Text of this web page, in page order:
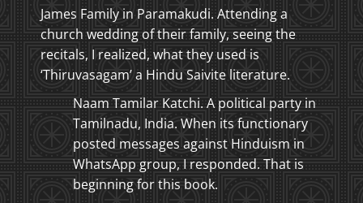
James Family in Paramakudi. Attending a
church wedding of their family, seeing the
recitals, I realized, what they used is
‘Thiruvasagam’ a Hindu Saivite literature.
Naam Tamilar Katchi. A political party in
Tamilnadu, India. When its functionary
posted messages against Hinduism in
WhatsApp group, I responded. That is
beginning for this book.